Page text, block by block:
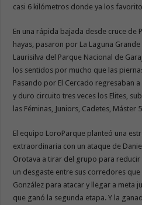
casi 6 kilómetros donde ya los
En una rápida bajada desde cruce de
hayas, pasaron por La Laguna
Laurisilva del Parque Nacional de
los sentidos por mucho que las
Pasando por El Cercado regresaban
y duro circuito tres veces los Elites,
las Féminas, Juniors, Cadetes, Máster
El equipo LoroParque planteó una
extraordinaria con un ataque de
Orotava a tirar del grupo para
un desgaste entre sus corredores
González para atacar y llegar a meta
que ganó la segunda etapa. Y la